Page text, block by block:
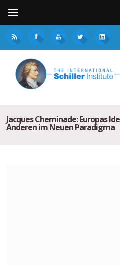
Jacques Cheminade: Europas
Anderen im Neuen Paradigma